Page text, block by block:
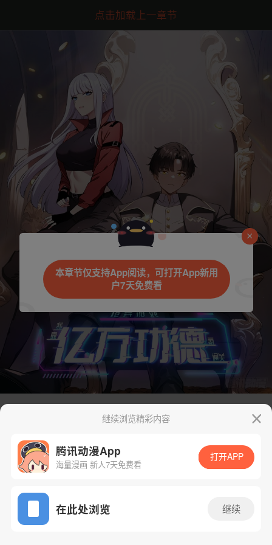
点击加载上一章节
App免费看
腾漫App免费看
继续浏览精彩内容
腾讯动漫App
海量漫画 新人7天免费看
打开APP
在此处浏览 继续
本章节仅支持App阅读，可打开App新用
户7天免费看
是否前往腾漫App继续阅读
立即前往